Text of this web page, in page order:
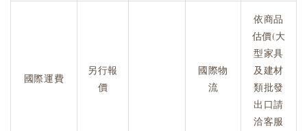
國際運費
另行報
價
國際物
流
依商品
估價(大
型家具
及建材
類批發
出口請
洽客服